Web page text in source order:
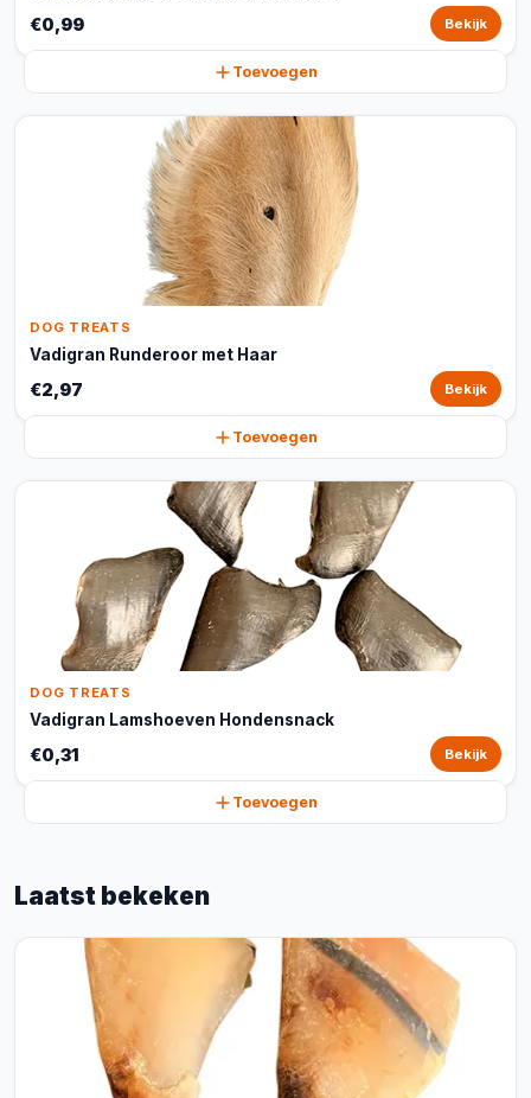
€0,99 Bekijk
Toevoegen
DOG TREATS
Vadigran Runderoor met Haar
€2,97 Bekijk
Toevoegen
DOG TREATS
Vadigran Lamshoeven Hondensnack
€0,31 Bekijk
Toevoegen
Laatst bekeken